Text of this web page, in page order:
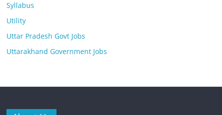
Syllabus
Utility
Uttar Pradesh Govt Jobs
Uttarakhand Government Jobs